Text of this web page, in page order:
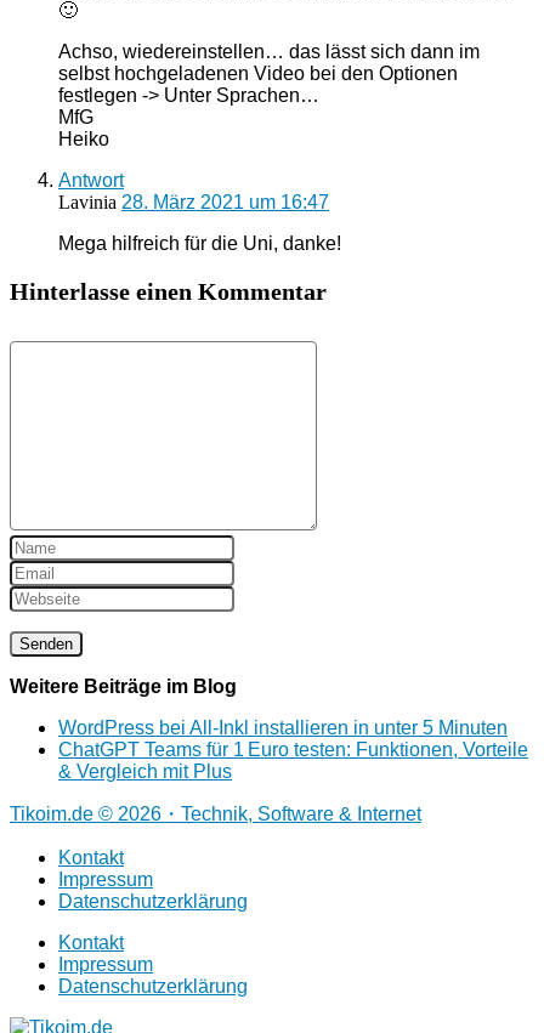
🙂
Achso, wiedereinstellen… das lässt sich dann im
selbst hochgeladenen Video bei den Optionen
festlegen -> Unter Sprachen…
MfG
Heiko
Antwort
Lavinia 28. März 2021 um 16:47
Mega hilfreich für die Uni, danke!
Hinterlasse einen Kommentar
Weitere Beiträge im Blog
WordPress bei All-Inkl installieren in unter 5 Minuten
ChatGPT Teams für 1 Euro testen: Funktionen, Vorteile
& Vergleich mit Plus
Tikoim.de © 2026・Technik, Software & Internet
Kontakt
Impressum
Datenschutzerklärung
Kontakt
Impressum
Datenschutzerklärung